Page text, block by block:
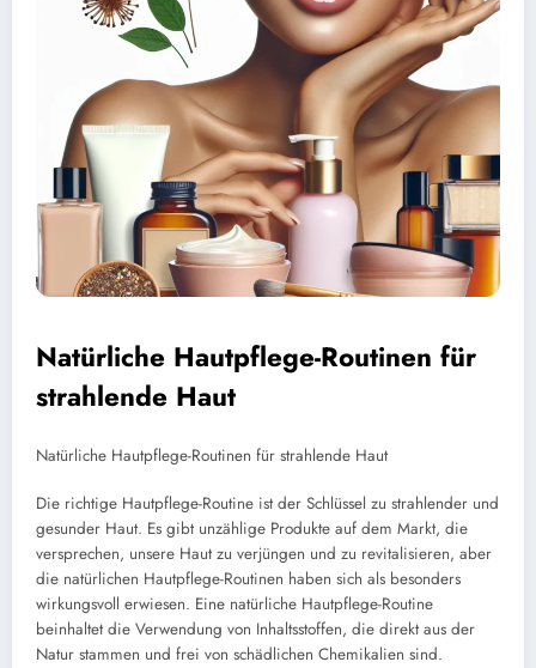
Natürliche Hautpflege-Routinen für
strahlende Haut
Natürliche Hautpflege-Routinen für strahlende Haut
Die richtige Hautpflege-Routine ist der Schlüssel zu strahlender und
gesunder Haut. Es gibt unzählige Produkte auf dem Markt, die
versprechen, unsere Haut zu verjüngen und zu revitalisieren, aber
die natürlichen Hautpflege-Routinen haben sich als besonders
wirkungsvoll erwiesen. Eine natürliche Hautpflege-Routine
beinhaltet die Verwendung von Inhaltsstoffen, die direkt aus der
Natur stammen und frei von schädlichen Chemikalien sind.